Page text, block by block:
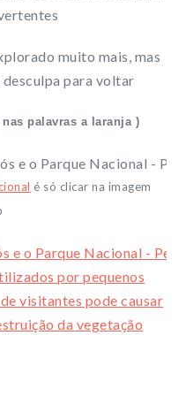
muito mais, mas
para voltar
palavras a laranja )
é só clicar na imagem
por pequenos
visitantes pode causar
da vegetação